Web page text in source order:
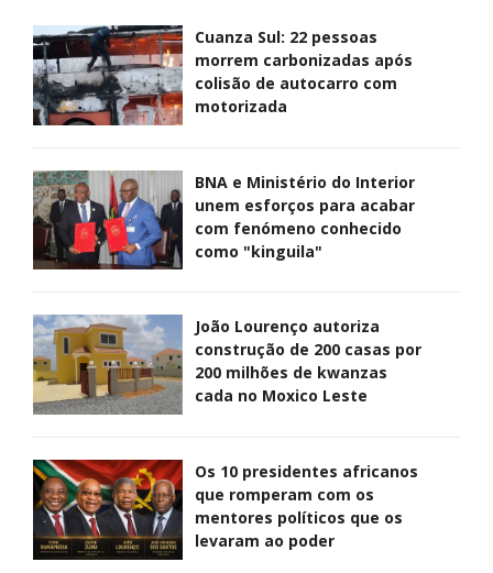
Cuanza Sul: 22 pessoas
morrem carbonizadas após
colisão de autocarro com
motorizada
BNA e Ministério do Interior
unem esforços para acabar
com fenómeno conhecido
como "kinguila"
João Lourenço autoriza
construção de 200 casas por
200 milhões de kwanzas
cada no Moxico Leste
Os 10 presidentes africanos
que romperam com os
mentores políticos que os
levaram ao poder